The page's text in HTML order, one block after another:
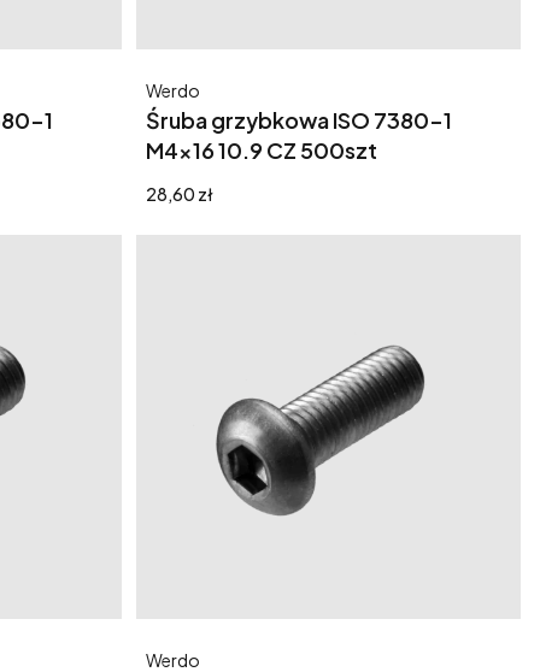
1
Śruba grzybkowa ISO 7380-1
M4x16 10.9 CZ 500szt
Producent
Werdo
Cena
28,60 zł
Producent
Werdo